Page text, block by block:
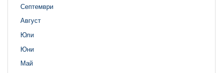
Септември
Август
Юли
Юни
Май